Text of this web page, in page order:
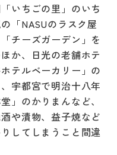
いちごの里」のいち
「NASUのラスク屋
チーズガーデン」を
か、日光の老舗ホテ
テルベーカリー」の
宇都宮で明治十八年
」のかりまんなど、
や漬物、益子焼など
してしまうこと間違
お問い合わせ